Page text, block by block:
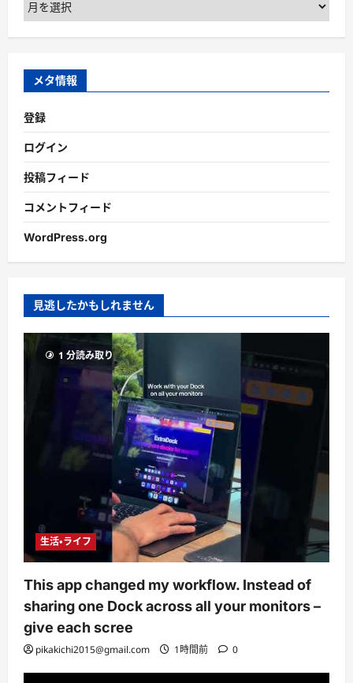
ー
カ
ブ
メタ情報
登録
ログイン
投稿フィード
コメントフィード
WordPress.org
見逃したかもしれません
1 分読み取り
生活・ライフ
This app changed my workflow. Instead of
sharing one Dock across all your monitors –
give each scree
pikakichi2015@gmail.com 1時間前 0